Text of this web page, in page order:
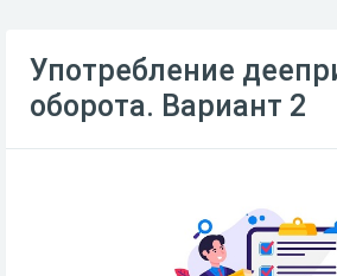
Употребление
оборота. Вариант 2